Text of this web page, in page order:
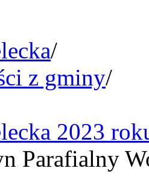
/
z gminy/
2023
Parafialny